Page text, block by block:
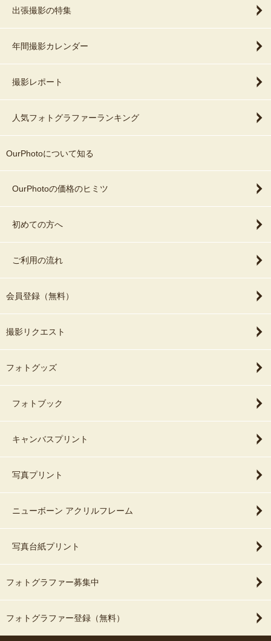
出張撮影の特集
年間撮影カレンダー
撮影レポート
人気フォトグラファーランキング
OurPhotoについて知る
OurPhotoの価格のヒミツ
初めての方へ
ご利用の流れ
会員登録（無料）
撮影リクエスト
フォトグッズ
フォトブック
キャンバスプリント
写真プリント
ニューボーン アクリルフレーム
写真台紙プリント
フォトグラファー募集中
フォトグラファー登録（無料）